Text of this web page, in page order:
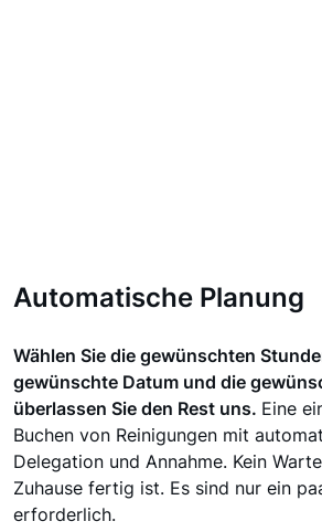
Automatische Planung
Wählen Sie die gewünschten
gewünschte Datum und die
überlassen Sie den Rest uns. Eine
Buchen von Reinigungen mit
Delegation und Annahme. Kein
Zuhause fertig ist. Es sind nur ein
erforderlich.